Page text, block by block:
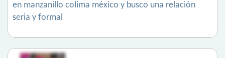
en manzanillo colima méxico y busco una relación
seria y formal